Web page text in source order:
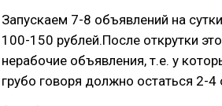
Запускаем 7-8 объявлений на
100-150 рублей.После открутки
нерабочие объявления, т.е. у
грубо говоря должно остаться 2-4